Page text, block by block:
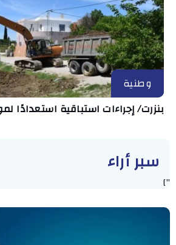
وطنية
بنزرت/ إجراءات استباقية استعدادًا
سبر أراء
"]